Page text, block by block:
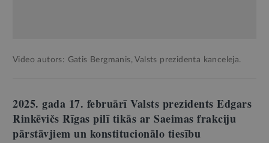
Video autors: Gatis Bergmanis, Valsts prezidenta kanceleja.
2025. gada 17. februārī Valsts prezidents Edgars
Rinkēvičs Rīgas pilī tikās ar Saeimas frakciju
pārstāvjiem un konstitucionālo tiesību